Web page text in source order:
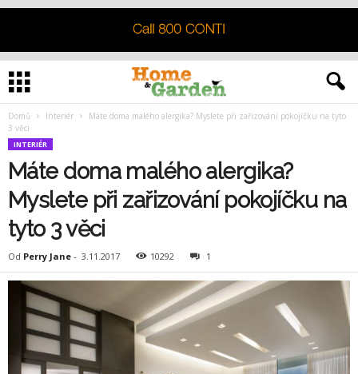
Domů Interiér
Máte doma malého alergika? Myslete při zařizování pokojíčku na tyto
3 věci
INTERIÉR
Máte doma malého alergika?
Myslete při zařizování pokojíčku na
tyto 3 věci
Od Perry Jane - 3.11.2017 10292 1